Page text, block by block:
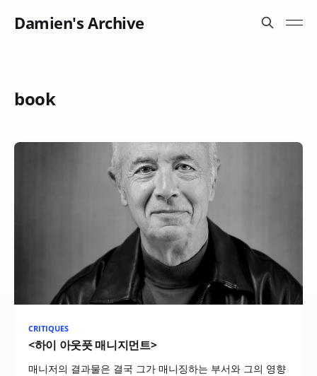
Damien's Archive
book
CRITIQUES
<하이 아웃풋 매니지먼트>
매니저의 결과물은 결국 그가 매니징하는 부서와 그의 영향